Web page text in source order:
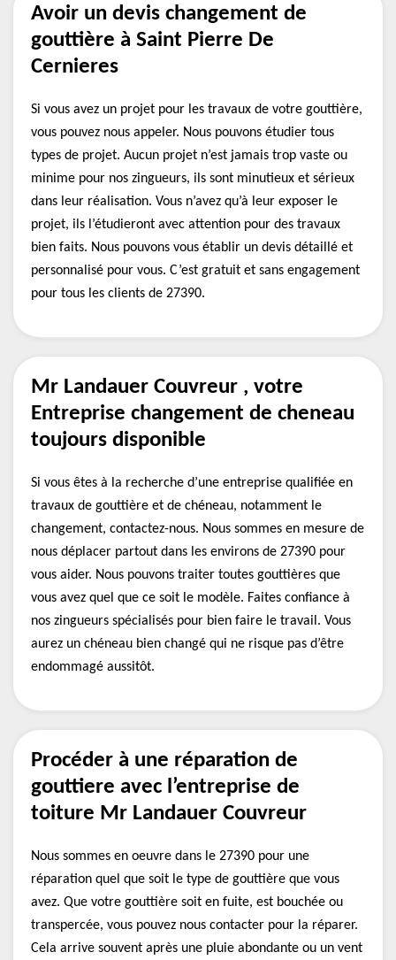
Avoir un devis changement de
gouttière à Saint Pierre De
Cernieres
Si vous avez un projet pour les travaux de votre gouttière,
vous pouvez nous appeler. Nous pouvons étudier tous
types de projet. Aucun projet n’est jamais trop vaste ou
minime pour nos zingueurs, ils sont minutieux et sérieux
dans leur réalisation. Vous n’avez qu’à leur exposer le
projet, ils l’étudieront avec attention pour des travaux
bien faits. Nous pouvons vous établir un devis détaillé et
personnalisé pour vous. C’est gratuit et sans engagement
pour tous les clients de 27390.
Mr Landauer Couvreur , votre
Entreprise changement de cheneau
toujours disponible
Si vous êtes à la recherche d’une entreprise qualifiée en
travaux de gouttière et de chéneau, notamment le
changement, contactez-nous. Nous sommes en mesure de
nous déplacer partout dans les environs de 27390 pour
vous aider. Nous pouvons traiter toutes gouttières que
vous avez quel que ce soit le modèle. Faites confiance à
nos zingueurs spécialisés pour bien faire le travail. Vous
aurez un chéneau bien changé qui ne risque pas d’être
endommagé aussitôt.
Procéder à une réparation de
gouttiere avec l’entreprise de
toiture Mr Landauer Couvreur
Nous sommes en oeuvre dans le 27390 pour une
réparation quel que soit le type de gouttière que vous
avez. Que votre gouttière soit en fuite, est bouchée ou
transpercée, vous pouvez nous contacter pour la réparer.
Cela arrive souvent après une pluie abondante ou un vent